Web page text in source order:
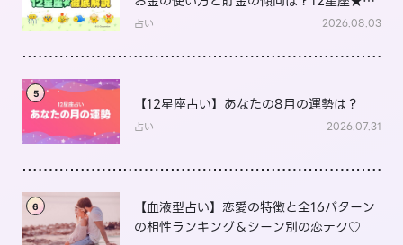
底解説
占い 2026.08.03
5
【12星座占い】あなたの8月の運勢は？
占い 2026.07.31
6
【血液型占い】恋愛の特徴と全16パターン
の相性ランキング＆シーン別の恋テク♡